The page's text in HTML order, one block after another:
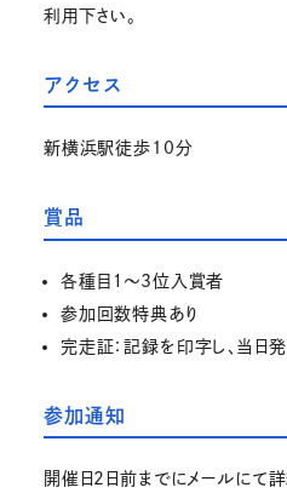
利用下さい。
アクセス
新横浜駅徒歩10分
賞品
各種目１～3位入賞者
参加回数特典あり
完走証：記録を印字し、当日
参加通知
開催日2日前までにメールにて